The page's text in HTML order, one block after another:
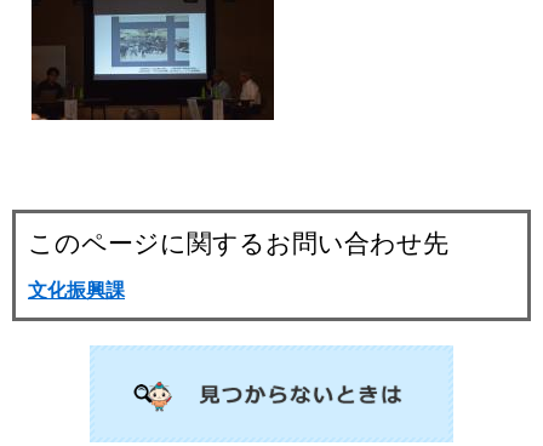
このページに関するお問い合わせ先
文化振興課